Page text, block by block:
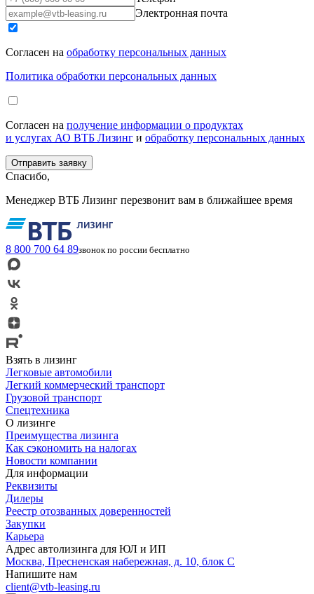
Электронная почта
Согласен на обработку персональных данных
Политика обработки персональных данных
Согласен на получение информации о продуктах
и услугах АО ВТБ Лизинг и обработку персональных данных
Спасибо,
Менеджер ВТБ Лизинг перезвонит вам в ближайшее время
8 800 700 64 89звонок по россии бесплатно
Взять в лизинг
Легковые автомобили
Легкий коммерческий транспорт
Грузовой транспорт
Спецтехника
О лизинге
Преимущества лизинга
Как сэкономить на налогах
Новости компании
Для информации
Реквизиты
Дилеры
Реестр отозванных доверенностей
Закупки
Карьера
Адрес автолизинга для ЮЛ и ИП
Москва, Пресненская набережная, д. 10, блок С
Напишите нам
client@vtb-leasing.ru